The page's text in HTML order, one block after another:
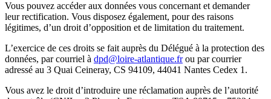
Vous pouvez accéder aux données vous concernant et demander
leur rectification. Vous disposez également, pour des raisons
légitimes, d’un droit d’opposition et de limitation du traitement.
L’exercice de ces droits se fait auprès du Délégué à la protection des
données, par courriel à dpd@loire-atlantique.frou par courrier
adressé au 3 Quai Ceineray, CS 94109, 44041 Nantes Cedex 1.
Vous avez le droit d’introduire une réclamation auprès de l’autorité